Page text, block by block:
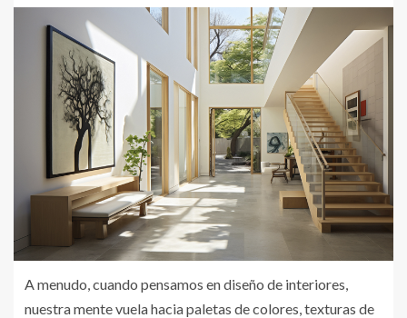
A menudo, cuando pensamos en diseño de interiores,
nuestra mente vuela hacia paletas de colores, texturas de